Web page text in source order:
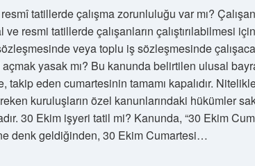
tatillerde çalışma zorunluluğu var mı?
resmi tatillerde çalışanların çalıştırılabilmesi için
veya toplu iş sözleşmesinde
yasak mı? Bu kanunda belirtilen ulusal
takip eden cumartesinin tamamı kapalıdır.
kuruluşların özel kanunlarındaki hükümler
30 Ekim işyeri tatil mi? Kanunda, “30 Ekim
denk geldiğinden, 30 Ekim Cumartesi…